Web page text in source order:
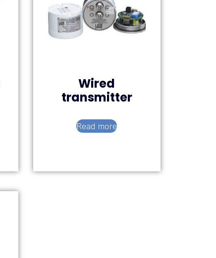
Wired
transmitter
Read more